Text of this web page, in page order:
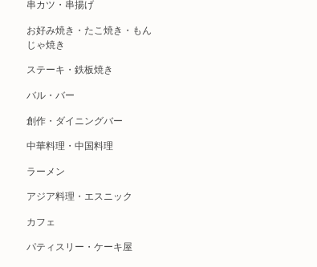
串カツ・串揚げ
お好み焼き・たこ焼き・もん
じゃ焼き
ステーキ・鉄板焼き
バル・バー
創作・ダイニングバー
中華料理・中国料理
ラーメン
アジア料理・エスニック
カフェ
パティスリー・ケーキ屋